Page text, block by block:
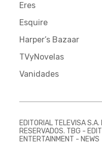
Eres
Esquire
Harper’s Bazaar
TVyNovelas
Vanidades
EDITORIAL TELEVISA S.A.
RESERVADOS. TBG -
ENTERTAINMENT - NEWS